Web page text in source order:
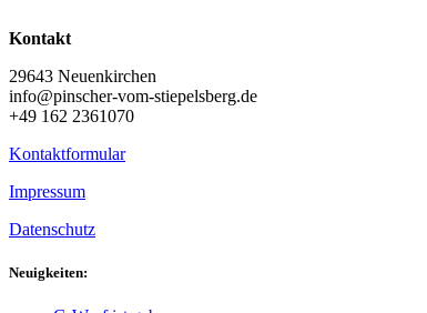
Kontakt
29643 Neuenkirchen
info@pinscher-vom-stiepelsberg.de
+49 162 2361070
Kontaktformular
Impressum
Datenschutz
Neuigkeiten: